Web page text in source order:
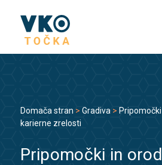
Domača stran > Gradiva >
karierne zrelosti
Pripomočki in